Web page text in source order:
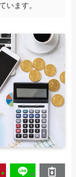
います。